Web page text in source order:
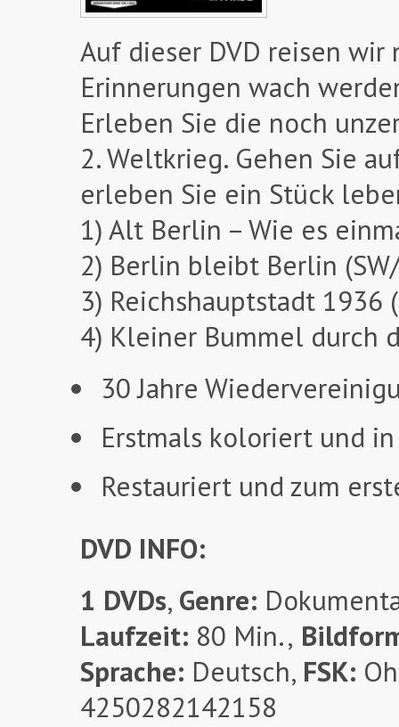
Auf dieser DVD reisen wir
Erinnerungen wach
Erleben Sie die noch
2. Weltkrieg. Gehen Sie
erleben Sie ein Stück
1) Alt Berlin – Wie es
2) Berlin bleibt Berlin (SW/
3) Reichshauptstadt 1936
4) Kleiner Bummel durch
30 Jahre
Erstmals koloriert und
Restauriert und zum
DVD INFO:
1 DVDs, Genre:
Laufzeit: 80 Min.,
Sprache: Deutsch, FSK:
4250282142158